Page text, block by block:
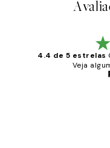
4.4 de 5 estrelas
Veja